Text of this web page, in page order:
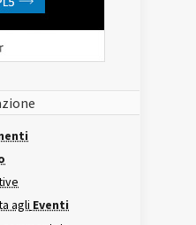
agli Eventi